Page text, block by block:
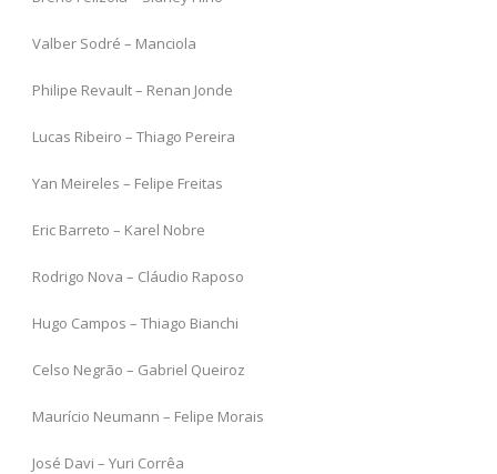
Valber Sodré – Manciola
Philipe Revault – Renan Jonde
Lucas Ribeiro – Thiago Pereira
Yan Meireles – Felipe Freitas
Eric Barreto – Karel Nobre
Rodrigo Nova – Cláudio Raposo
Hugo Campos – Thiago Bianchi
Celso Negrão – Gabriel Queiroz
Maurício Neumann – Felipe Morais
José Davi – Yuri Corrêa